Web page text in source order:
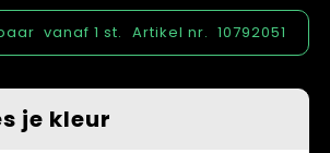
en Fiets
vanaf 1 st. Artikel nr. 10792051
je kleur